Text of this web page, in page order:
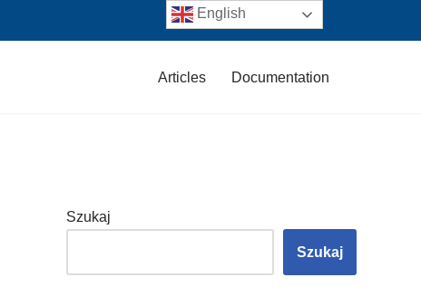
Articles Documentation
Szukaj
Szukaj
English